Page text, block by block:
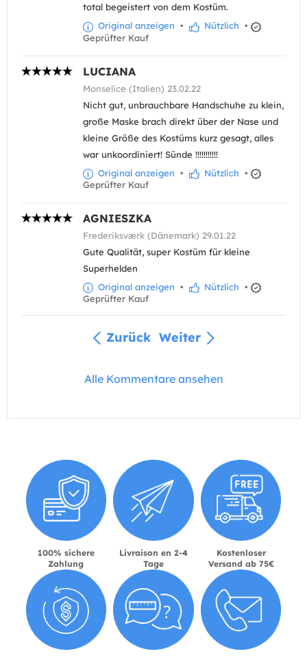
total begeistert von dem Kostüm.
Original anzeigen • Nützlich •
Geprüfter Kauf
LUCIANA
Monselice (Italien) 23.02.22
Nicht gut, unbrauchbare Handschuhe zu klein,
große Maske brach direkt über der Nase und
kleine Größe des Kostüms kurz gesagt, alles
war unkoordiniert! Sünde !!!!!!!!!!!
Original anzeigen • Nützlich •
Geprüfter Kauf
AGNIESZKA
Frederiksværk (Dänemark) 29.01.22
Gute Qualität, super Kostüm für kleine
Superhelden
Original anzeigen • Nützlich •
Geprüfter Kauf
Zurück Weiter
Alle Kommentare ansehen
100% sichere
Zahlung
Livraison en 2-4
Tage
Kostenloser
Versand ab 75€